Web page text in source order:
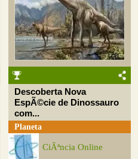
Descoberta Nova
EspÃ©cie de Dinossauro
com...
Planeta
CiÃªncia Online